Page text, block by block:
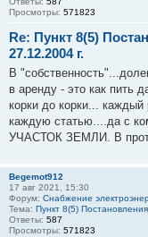
Просмотры: 571823
Re: Пункт 8(5)
27.12.2004 г.
В
в аренду - это как пить
корки до корки... каждый
каждую статью....да с
УЧАСТОК ЗЕМЛИ. В
Begemot912
17 авг 2021, 15:30
Форум: Снабжение
Тема: Пункт 8(5)
Ответы: 587
Просмотры: 571823